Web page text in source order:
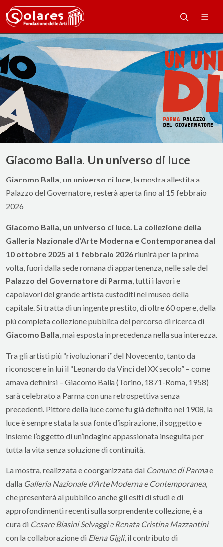
Giacomo Balla. Un universo di luce
Giacomo Balla, un universo di luce, la mostra allestita a
Palazzo del Governatore, resterà aperta fino al 15 febbraio
2026
Giacomo Balla, un universo di luce. La collezione della
Galleria Nazionale d’Arte Moderna e Contemporanea dal
10 ottobre 2025 al 1 febbraio 2026riunirà per la prima
volta, fuori dalla sede romana di appartenenza, nelle sale del
Palazzo del Governatore di Parma, tutti i lavori e
capolavori del grande artista custoditi nel museo della
capitale. Si tratta di un ingente prestito, di oltre 60 opere, della
più completa collezione pubblica del percorso di ricerca di
Giacomo Balla, mai esposta in precedenza nella sua interezza.
Tra gli artisti più “rivoluzionari” del Novecento, tanto da
riconoscere in lui il “Leonardo da Vinci del XX secolo” – come
amava definirsi – Giacomo Balla (Torino, 1871-Roma, 1958)
sarà celebrato a Parma con una retrospettiva senza
precedenti. Pittore della luce come fu già definito nel 1908, la
luce è sempre stata la sua fonte d’ispirazione, il soggetto e
insieme l’oggetto di un’indagine appassionata inseguita per
tutta la vita senza soluzione di continuità.
La mostra, realizzata e coorganizzata dal Comune di Parmae
dalla Galleria Nazionale d’Arte Moderna e Contemporanea,
che presenterà al pubblico anche gli esiti di studi e di
approfondimenti recenti sulla sorprendente collezione, è a
cura di Cesare Biasini Selvaggi e Renata Cristina Mazzantini
con la collaborazione di Elena Gigli, il contributo di